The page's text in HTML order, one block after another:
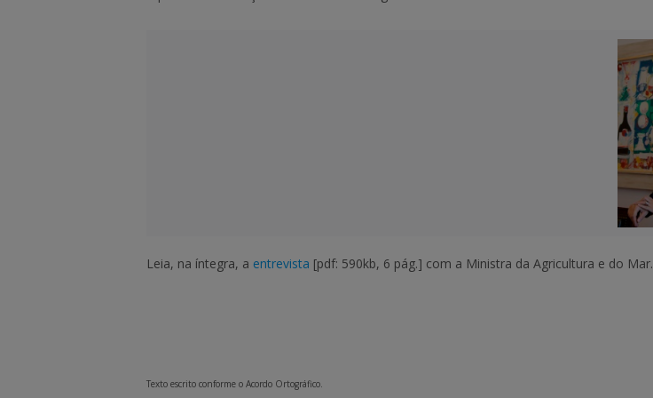
Leia, na íntegra, a entrevista [pdf: 590kb, 6 pág.] com a Ministra da Agricultura e do Mar.
Texto escrito conforme o Acordo Ortográfico.